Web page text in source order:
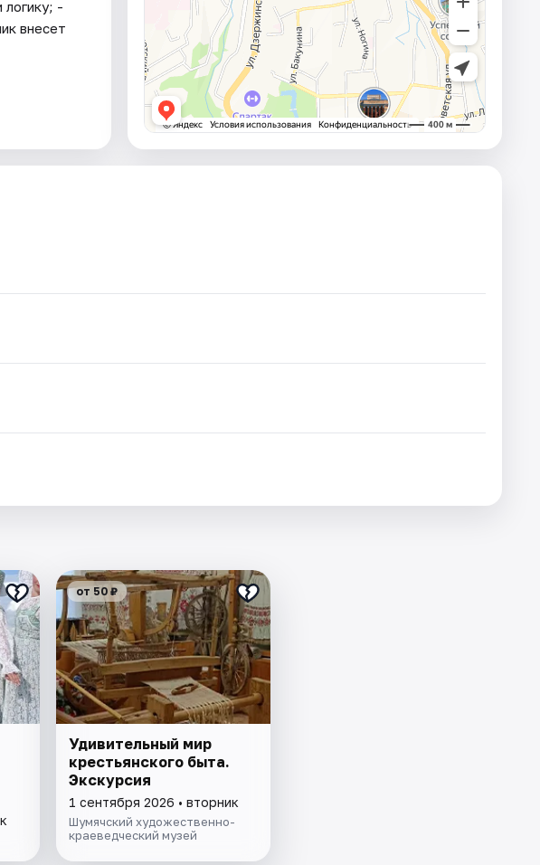
логику; -
внесет
от 50 ₽
Удивительный мир
крестьянского быта.
Экскурсия
1 сентября 2026 • вторник
Шумячский художественно-
краеведческий музей